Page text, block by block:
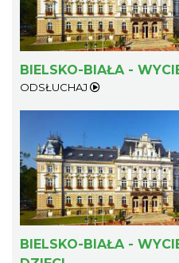
BIELSKO-BIAŁA -
ODSŁUCHAJ
BIELSKO-BIAŁA -